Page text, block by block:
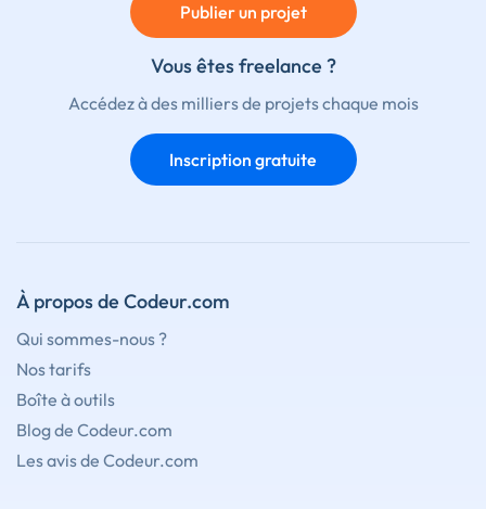
Publier un projet
Vous êtes freelance ?
Accédez à des milliers de projets chaque mois
Inscription gratuite
À propos de Codeur.com
Qui sommes-nous ?
Nos tarifs
Boîte à outils
Blog de Codeur.com
Les avis de Codeur.com